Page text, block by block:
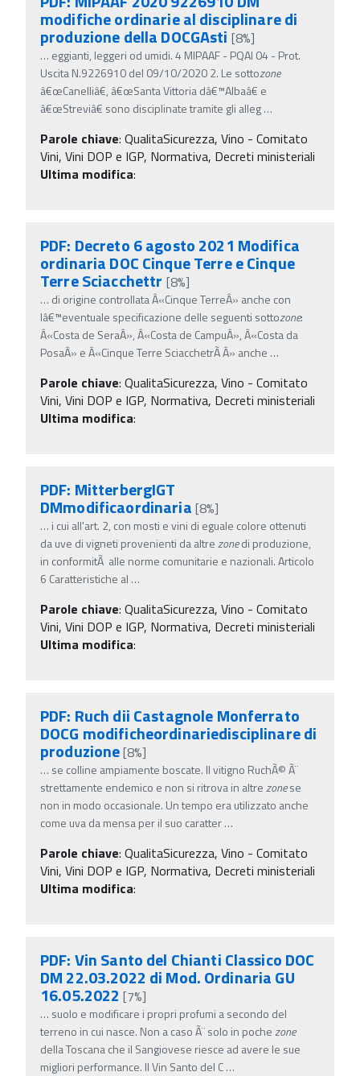
modifiche ordinarie al disciplinare di
produzione della DOCGAsti [8%]
… eggianti, leggeri od umidi. 4 MIPAAF - PQAI 04 - Prot.
Uscita N.9226910 del 09/10/2020 2. Le sottozone
â€œCanelliâ€, â€œSanta Vittoria dâ€™Albaâ€ e
â€œStreviâ€ sono disciplinate tramite gli alleg…
Parole chiave: QualitaSicurezza, Vino - Comitato
Vini, Vini DOP e IGP, Normativa, Decreti ministeriali
Ultima modifica:
PDF: Decreto 6 agosto 2021 Modifica
ordinaria DOC Cinque Terre e Cinque
Terre Sciacchettr [8%]
… di origine controllata Â«Cinque TerreÂ» anche con
lâ€™eventuale specificazione delle seguenti sottozone:
Â«Costa de SeraÂ», Â«Costa de CampuÂ», Â«Costa da
PosaÂ» e Â«Cinque Terre SciacchetrÃ Â» anche …
Parole chiave: QualitaSicurezza, Vino - Comitato
Vini, Vini DOP e IGP, Normativa, Decreti ministeriali
Ultima modifica:
PDF: MitterbergIGT
DMmodificaordinaria [8%]
… i cui all'art. 2, con mosti e vini di eguale colore ottenuti
da uve di vigneti provenienti da altrezonedi produzione,
in conformitÃ alle norme comunitarie e nazionali. Articolo
6 Caratteristiche al …
Parole chiave: QualitaSicurezza, Vino - Comitato
Vini, Vini DOP e IGP, Normativa, Decreti ministeriali
Ultima modifica:
PDF: Ruch dii Castagnole Monferrato
DOCG modificheordinariedisciplinare di
produzione[8%]
… se colline ampiamente boscate. Il vitigno RuchÃ© Ã¨
strettamente endemico e non si ritrova in altrezonese
non in modo occasionale. Un tempo era utilizzato anche
come uva da mensa per il suo caratter…
Parole chiave: QualitaSicurezza, Vino - Comitato
Vini, Vini DOP e IGP, Normativa, Decreti ministeriali
Ultima modifica:
PDF: Vin Santo del Chianti Classico DOC
DM 22.03.2022 di Mod. Ordinaria GU
16.05.2022 [7%]
… suolo e modificare i propri profumi a secondo del
terreno in cui nasce. Non a caso Ã¨ solo in pochezone
della Toscana che il Sangiovese riesce ad avere le sue
migliori performance. Il Vin Santo del C…